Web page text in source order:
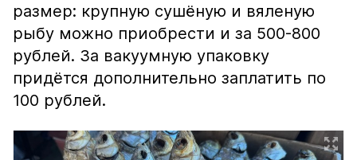
размер: крупную сушёную и вяленую
рыбу можно приобрести и за 500-800
рублей. За вакуумную упаковку
придётся дополнительно заплатить по
100 рублей.